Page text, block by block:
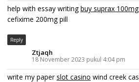
help with essay writingbuy suprax
cefixime 200mg pill
Reply
Ztjaqh
18 November 2023 pukul 4:04 pm
write my paperslot casino wind creek